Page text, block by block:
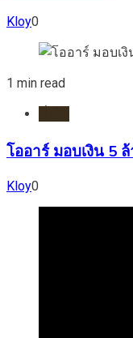
Kloy0
1 min read
โออาร์ มอบเงิน 5
Kloy0